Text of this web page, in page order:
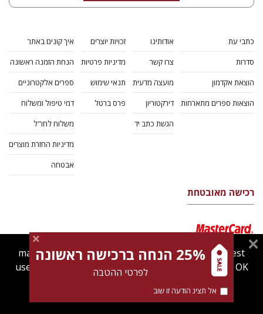
כתבי עת
סדרות
הוצאת אקדמון
הוצאות ספרים מתארחות
אודותינו
צרו קשר
מועצה מדעית
דירקטוריון
הגשת כתב יד
זכויות יוצרים
מדיניות פרטיות
תנאי שימוש
פרס ברטל
איך קונים באתר
הנחת הזמנה ראשונה
ספרים אלקטרוניים
דמי טיפול ומשלוח
משלוח לחו"ל
מדיניות החזרת מוצרים
אבטחה
רכישה מאובטחת
magnespress.co.il uses cookies to give you the best
user experience. Using this website means you're OK
Find out more about ourcookies policy
25% הנחה ברכישה ראשונה
לפרטי ההטבה
אל תציג הודעה זו שוב